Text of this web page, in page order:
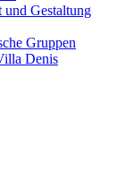
Gestaltung
Gruppen
Denis